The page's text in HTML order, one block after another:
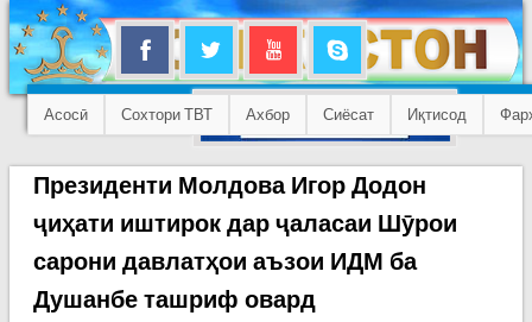
Асосӣ Сохтори ТВТ Ахбор Сиёсат Иқтисод
Президенти Молдова Игор Додон
ҷиҳати иштирок дар ҷаласаи Шӯрои
сарони давлатҳои аъзои ИДМ ба
Душанбе ташриф овард